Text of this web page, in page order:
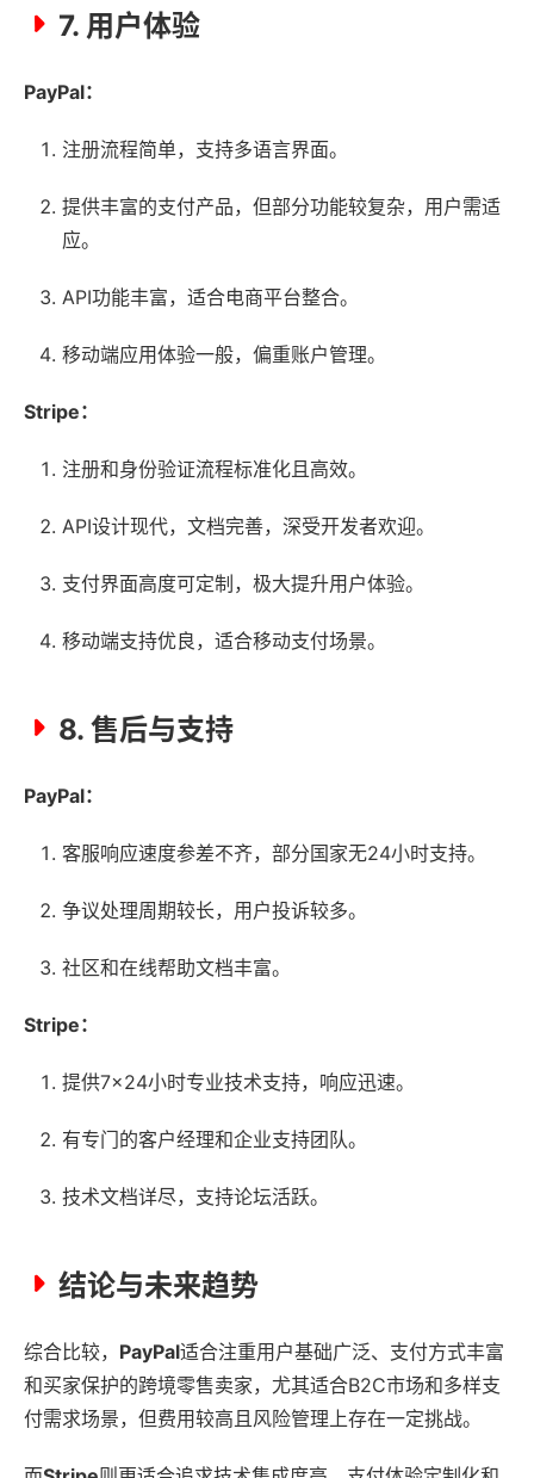
7. 用户体验
PayPal：
注册流程简单，支持多语言界面。
提供丰富的支付产品，但部分功能较复杂，用户需适
应。
API功能丰富，适合电商平台整合。
移动端应用体验一般，偏重账户管理。
Stripe：
注册和身份验证流程标准化且高效。
API设计现代，文档完善，深受开发者欢迎。
支付界面高度可定制，极大提升用户体验。
移动端支持优良，适合移动支付场景。
8. 售后与支持
PayPal：
客服响应速度参差不齐，部分国家无24小时支持。
争议处理周期较长，用户投诉较多。
社区和在线帮助文档丰富。
Stripe：
提供7×24小时专业技术支持，响应迅速。
有专门的客户经理和企业支持团队。
技术文档详尽，支持论坛活跃。
结论与未来趋势
综合比较， PayPal适合注重用户基础广泛、支付方式丰富
和买家保护的跨境零售卖家，尤其适合B2C市场和多样支
付需求场景，但费用较高且风险管理上存在一定挑战。